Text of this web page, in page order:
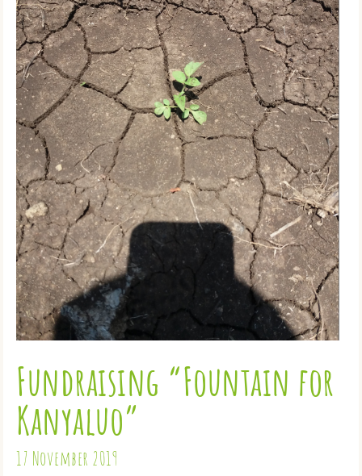
Fundraising “Fountain for
Kanyaluo”
17 November 2019